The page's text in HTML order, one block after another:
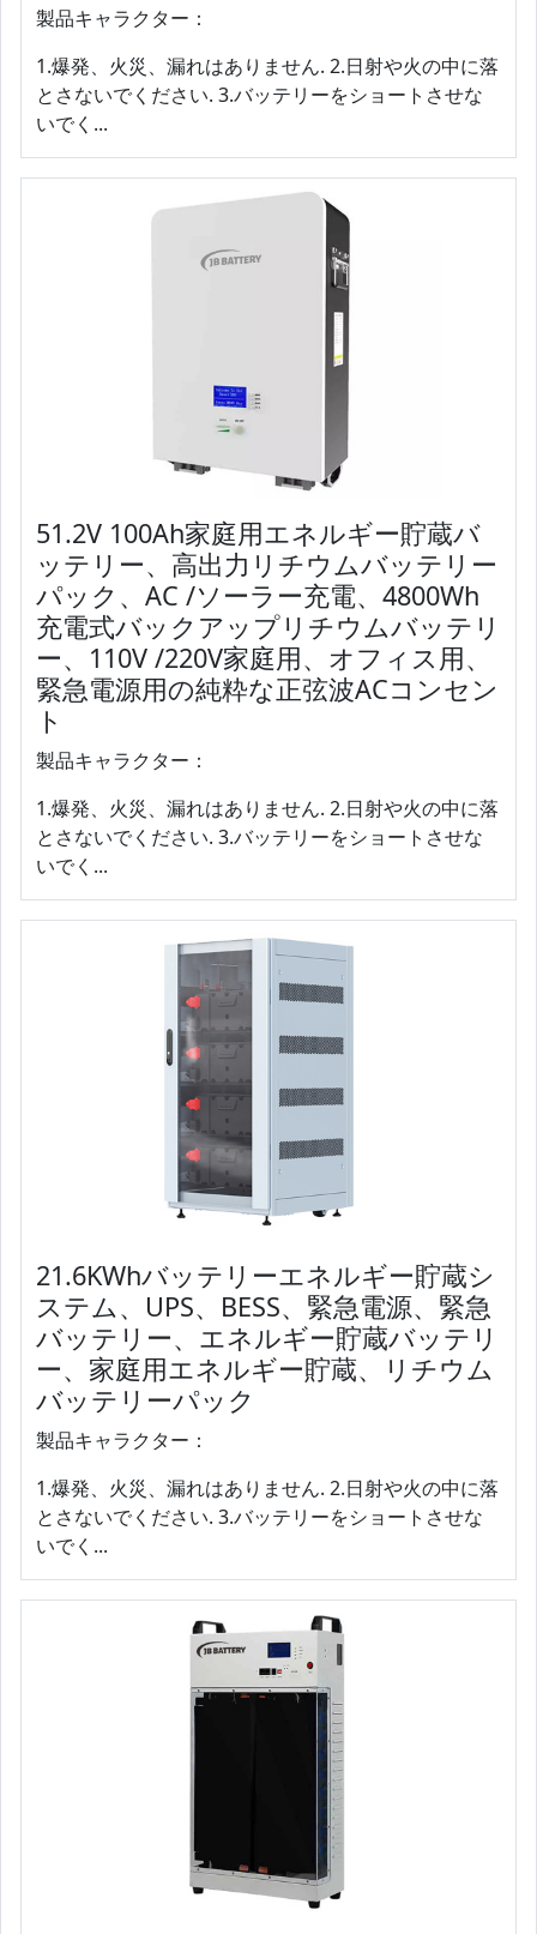
製品キャラクター：
1.爆発、火災、漏れはありません. 2.日射や火の中に落
とさないでください. 3.バッテリーをショートさせな
いでく...
51.2V 100Ah家庭用エネルギー貯蔵バ
ッテリー、高出力リチウムバッテリー
パック、AC /ソーラー充電、4800Wh
充電式バックアップリチウムバッテリ
ー、110V /220V家庭用、オフィス用、
緊急電源用の純粋な正弦波ACコンセン
ト
製品キャラクター：
1.爆発、火災、漏れはありません. 2.日射や火の中に落
とさないでください. 3.バッテリーをショートさせな
いでく...
21.6KWhバッテリーエネルギー貯蔵シ
ステム、UPS、BESS、緊急電源、緊急
バッテリー、エネルギー貯蔵バッテリ
ー、家庭用エネルギー貯蔵、リチウム
バッテリーパック
製品キャラクター：
1.爆発、火災、漏れはありません. 2.日射や火の中に落
とさないでください. 3.バッテリーをショートさせな
いでく...